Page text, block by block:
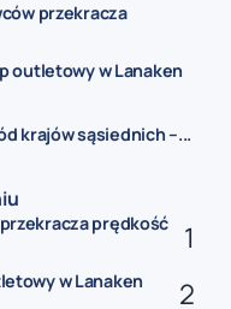
przekracza
outletowy w Lanaken
krajów sąsiednich –...
prędkość
w Lanaken